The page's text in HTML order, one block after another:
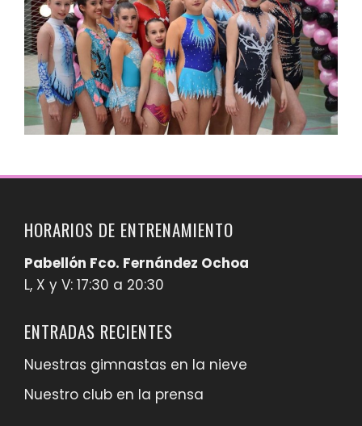
HORARIOS DE ENTRENAMIENTO
Pabellón Fco. Fernández Ochoa
L, X y V: 17:30 a 20:30
ENTRADAS RECIENTES
Nuestras gimnastas en la nieve
Nuestro club en la prensa